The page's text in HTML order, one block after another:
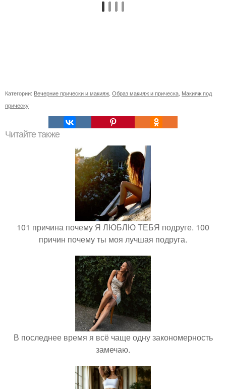
Категории: Вечерние прически и макияж Образ макияж и прическа Макияж под
прическу
Читайте также
101 причина почему Я ЛЮБЛЮ ТЕБЯ подруге. 100
причин почему ты моя лучшая подруга.
В последнее время я всё чаще одну закономерность
замечаю.